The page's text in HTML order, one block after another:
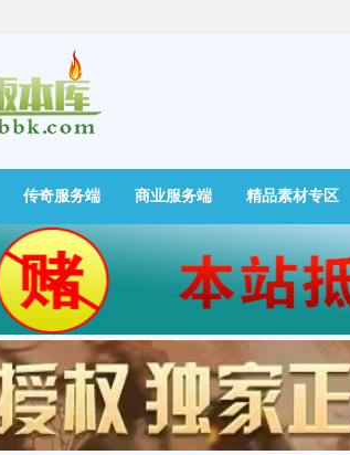
快捷导航
传奇服务端 商业服务端 精品素材专区